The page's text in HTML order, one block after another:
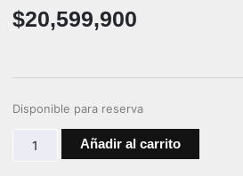
$20,599,900
Disponible para reserva
Añadir al carrito